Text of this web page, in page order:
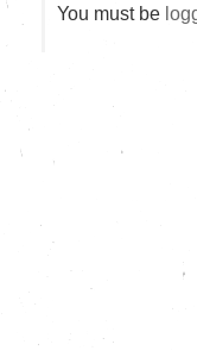
You must be